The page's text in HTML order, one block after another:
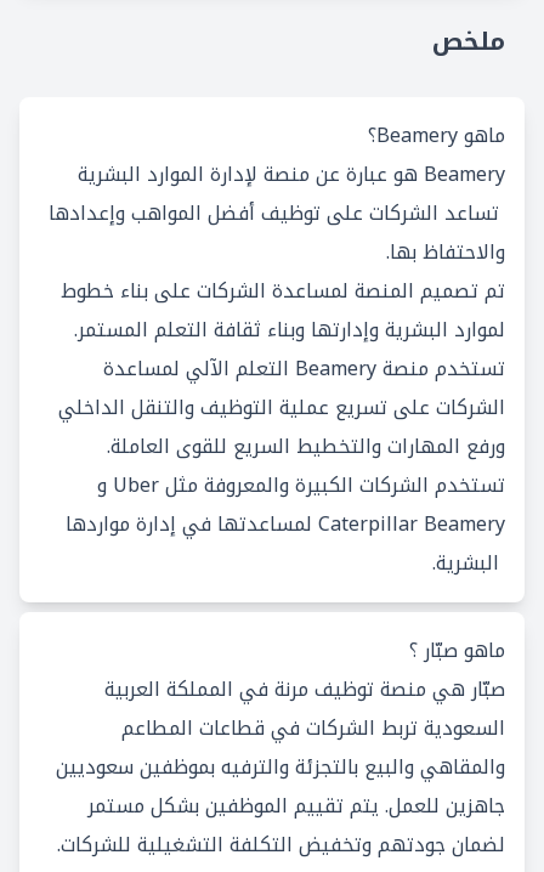
ملخص
ماهو Beamery؟
Beamery هو عبارة عن منصة لإدارة الموارد البشرية
تساعد الشركات على توظيف أفضل المواهب وإعدادها
والاحتفاظ بها.
تم تصميم المنصة لمساعدة الشركات على بناء خطوط
لموارد البشرية وإدارتها وبناء ثقافة التعلم المستمر.
تستخدم منصة Beamery التعلم الآلي لمساعدة
الشركات على تسريع عملية التوظيف والتنقل الداخلي
ورفع المهارات والتخطيط السريع للقوى العاملة.
تستخدم الشركات الكبيرة والمعروفة مثل Uber و
Caterpillar Beamery لمساعدتها في إدارة مواردها
البشرية.
ماهو صبّار ؟
صبّار هي منصة توظيف مرنة في المملكة العربية
السعودية تربط الشركات في قطاعات المطاعم
والمقاهي والبيع بالتجزئة والترفيه بموظفين سعوديين
جاهزين للعمل. يتم تقييم الموظفين بشكل مستمر
لضمان جودتهم وتخفيض التكلفة التشغيلية للشركات.